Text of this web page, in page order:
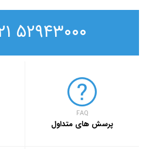
۵۲۹۴۳۰۰۰ ۰۲۱
FAQ
پرسش های متداول